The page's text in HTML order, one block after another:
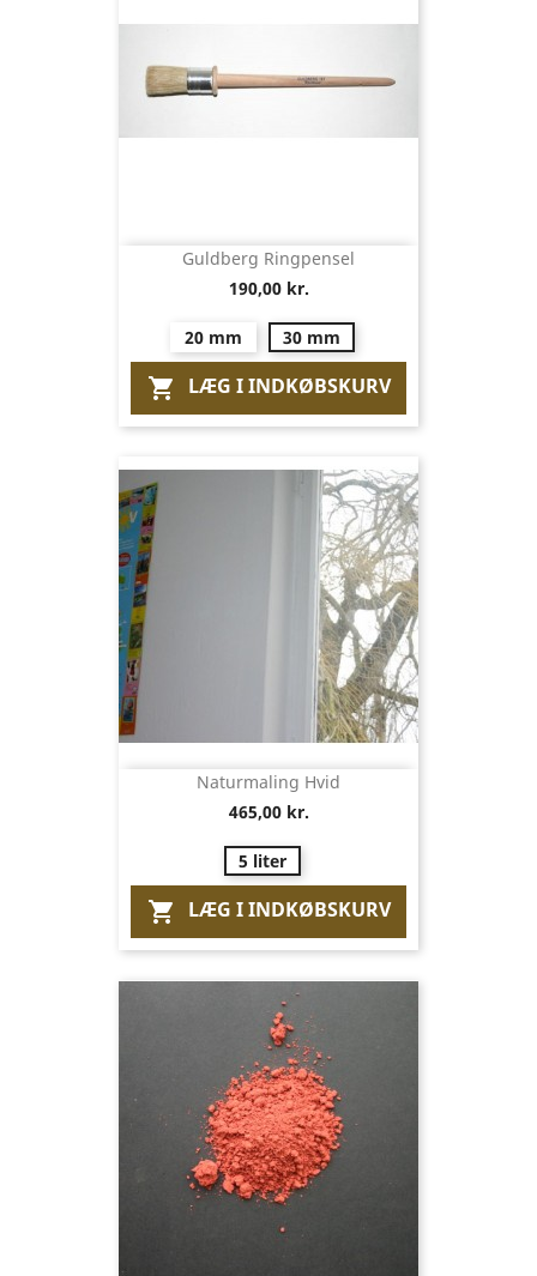
Guldberg Ringpensel
190,00 kr.
20 mm 30 mm
 LÆG I INDKØBSKURV
Naturmaling Hvid
465,00 kr.
5 liter
 LÆG I INDKØBSKURV